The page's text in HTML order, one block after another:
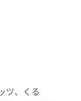
ツ、くる